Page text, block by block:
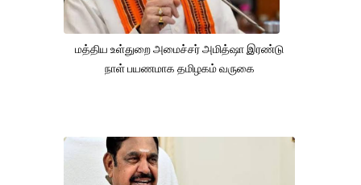
மத்திய உள்துறை அமைச்சர் அமித்ஷா இரண்டு
நாள் பயணமாக தமிழகம் வருகை